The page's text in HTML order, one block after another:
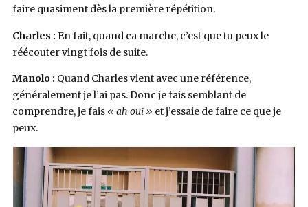
faire quasiment dès la première répétition.
Charles : En fait, quand ça marche, c’est que tu peux le
réécouter vingt fois de suite.
Manolo : Quand Charles vient avec une référence,
généralement je l’ai pas. Donc je fais semblant de
comprendre, je fais « ah oui » et j’essaie de faire ce que je
peux.